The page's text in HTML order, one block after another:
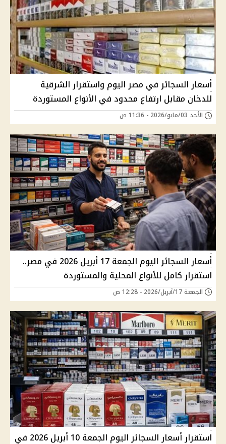
أسعار السجائر في مصر اليوم واستقرار الشرقية
للدخان مقابل ارتفاع محدود في الأنواع المستوردة
الأحد 03/مايو/2026 - 11:36 ص
أسعار السجائر اليوم الجمعة 17 أبريل 2026 في مصر..
استقرار كامل للأنواع المحلية والمستوردة
الجمعة 17/أبريل/2026 - 12:28 ص
استقرار أسعار السجائر اليوم الجمعة 10 أبريل 2026 في